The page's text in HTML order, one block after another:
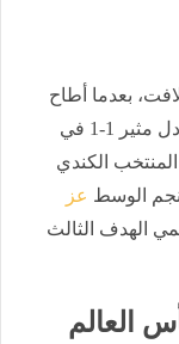
بعدما أطاح
بضيفه الهولندي عبر ركلات الترجيح إثر تعادل مثير 1-1 في
المنتخب الكندي
نجم الوسط عز
الهدف الثالث
العالم